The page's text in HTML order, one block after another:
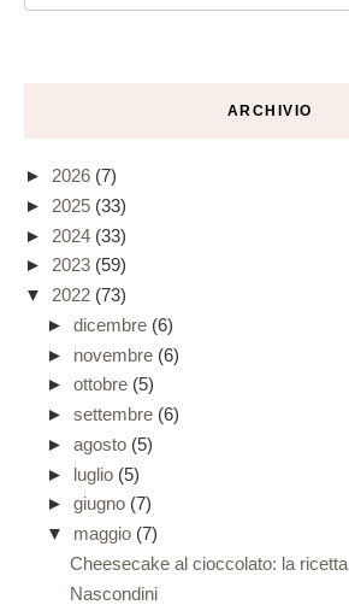
ARCHIVIO
► 2026 (7)
► 2025 (33)
► 2024 (33)
► 2023 (59)
▼ 2022 (73)
► dicembre (6)
► novembre (6)
► ottobre (5)
► settembre (6)
► agosto (5)
► luglio (5)
► giugno (7)
▼ maggio (7)
Cheesecake al cioccolato: la ricetta
Nascondini